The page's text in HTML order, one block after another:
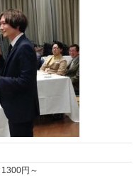
1300円～